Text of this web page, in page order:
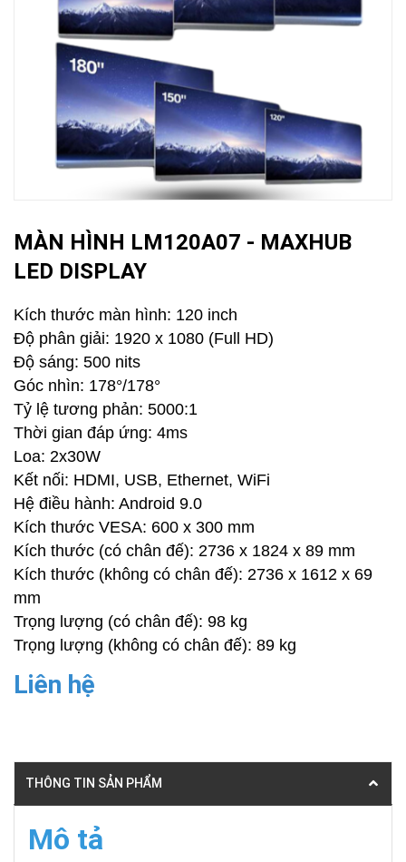
MÀN HÌNH LM120A07 - MAXHUB
LED DISPLAY
Kích thước màn hình: 120 inch
Độ phân giải: 1920 x 1080 (Full HD)
Độ sáng: 500 nits
Góc nhìn: 178°/178°
Tỷ lệ tương phản: 5000:1
Thời gian đáp ứng: 4ms
Loa: 2x30W
Kết nối: HDMI, USB, Ethernet, WiFi
Hệ điều hành: Android 9.0
Kích thước VESA: 600 x 300 mm
Kích thước (có chân đế): 2736 x 1824 x 89 mm
Kích thước (không có chân đế): 2736 x 1612 x 69
mm
Trọng lượng (có chân đế): 98 kg
Trọng lượng (không có chân đế): 89 kg
Liên hệ
THÔNG TIN SẢN PHẨM
Mô tả